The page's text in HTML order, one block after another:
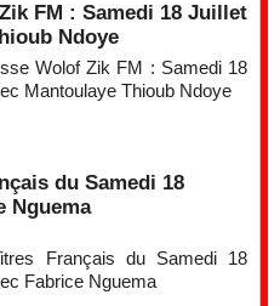
FM : Samedi 18 Juillet
Ndoye
Wolof Zik FM : Samedi 18
Mantoulaye Thioub Ndoye
du Samedi 18
Nguema
Français du Samedi 18
Fabrice Nguema